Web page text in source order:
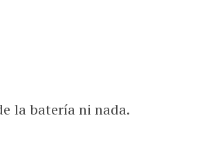
la batería ni nada.